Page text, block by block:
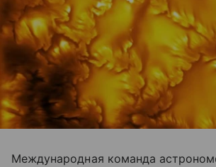
Международная команда